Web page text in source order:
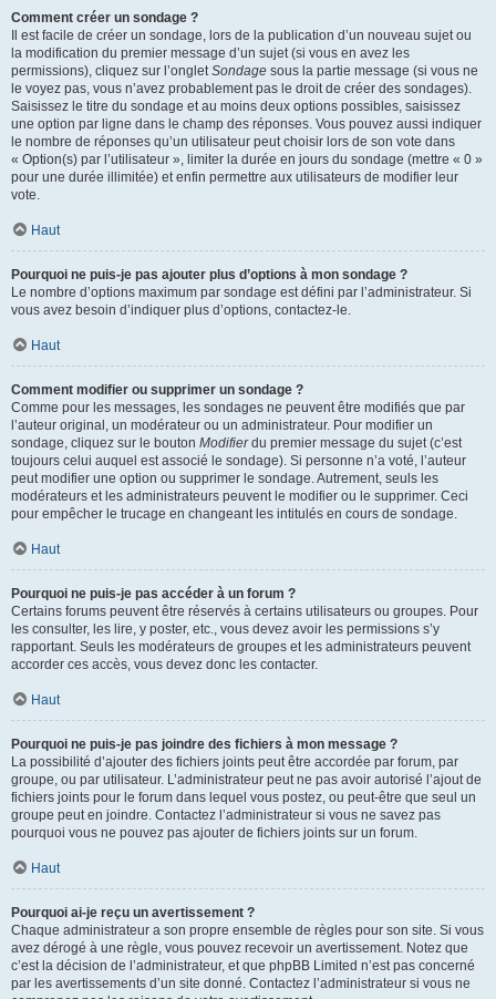
Comment créer un sondage ?
Il est facile de créer un sondage, lors de la publication d’un nouveau sujet ou
la modification du premier message d’un sujet (si vous en avez les
permissions), cliquez sur l’ongletSondage sous la partie message (si vous ne
le voyez pas, vous n’avez probablement pas le droit de créer des sondages).
Saisissez le titre du sondage et au moins deux options possibles, saisissez
une option par ligne dans le champ des réponses. Vous pouvez aussi indiquer
le nombre de réponses qu’un utilisateur peut choisir lors de son vote dans
« Option(s) par l’utilisateur », limiter la durée en jours du sondage (mettre « 0 »
pour une durée illimitée) et enfin permettre aux utilisateurs de modifier leur
vote.
Haut
Pourquoi ne puis-je pas ajouter plus d’options à mon sondage ?
Le nombre d’options maximum par sondage est défini par l’administrateur. Si
vous avez besoin d’indiquer plus d’options, contactez-le.
Haut
Comment modifier ou supprimer un sondage ?
Comme pour les messages, les sondages ne peuvent être modifiés que par
l’auteur original, un modérateur ou un administrateur. Pour modifier un
sondage, cliquez sur le bouton Modifierdu premier message du sujet (c’est
toujours celui auquel est associé le sondage). Si personne n’a voté, l’auteur
peut modifier une option ou supprimer le sondage. Autrement, seuls les
modérateurs et les administrateurs peuvent le modifier ou le supprimer. Ceci
pour empêcher le trucage en changeant les intitulés en cours de sondage.
Haut
Pourquoi ne puis-je pas accéder à un forum ?
Certains forums peuvent être réservés à certains utilisateurs ou groupes. Pour
les consulter, les lire, y poster, etc., vous devez avoir les permissions s’y
rapportant. Seuls les modérateurs de groupes et les administrateurs peuvent
accorder ces accès, vous devez donc les contacter.
Haut
Pourquoi ne puis-je pas joindre des fichiers à mon message ?
La possibilité d’ajouter des fichiers joints peut être accordée par forum, par
groupe, ou par utilisateur. L’administrateur peut ne pas avoir autorisé l’ajout de
fichiers joints pour le forum dans lequel vous postez, ou peut-être que seul un
groupe peut en joindre. Contactez l’administrateur si vous ne savez pas
pourquoi vous ne pouvez pas ajouter de fichiers joints sur un forum.
Haut
Pourquoi ai-je reçu un avertissement ?
Chaque administrateur a son propre ensemble de règles pour son site. Si vous
avez dérogé à une règle, vous pouvez recevoir un avertissement. Notez que
c’est la décision de l’administrateur, et que phpBB Limited n’est pas concerné
par les avertissements d’un site donné. Contactez l’administrateur si vous ne